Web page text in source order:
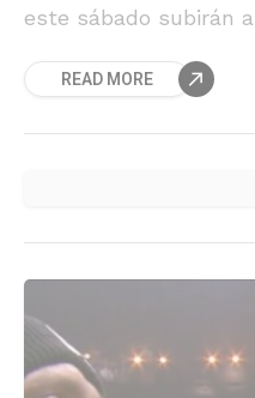
este sábado subirán
READ MORE